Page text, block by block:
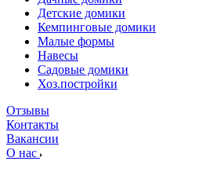
Детские домики
Кемпинговые домики
Малые формы
Навесы
Садовые домики
Хоз.постройки
Отзывы
Контакты
Вакансии
О нас